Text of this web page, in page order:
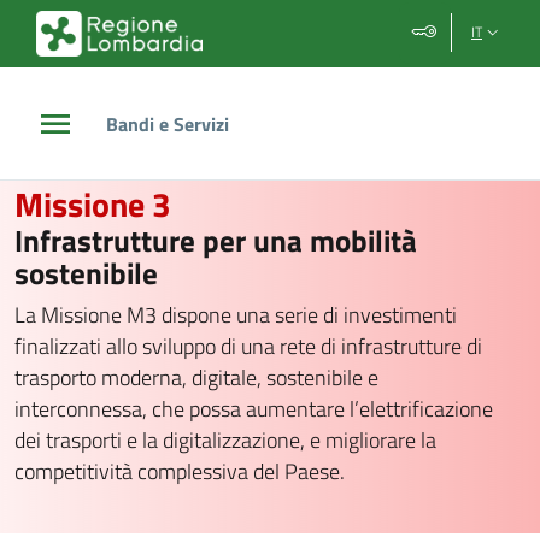
Vai al contenuto principale
Vai al footer IT
Bandi e Servizi
Missione 3
Infrastrutture per una mobilità
sostenibile
La Missione M3 dispone una serie di investimenti
finalizzati allo sviluppo di una rete di infrastrutture di
trasporto moderna, digitale, sostenibile e
interconnessa, che possa aumentare l’elettrificazione
dei trasporti e la digitalizzazione, e migliorare la
competitività complessiva del Paese.